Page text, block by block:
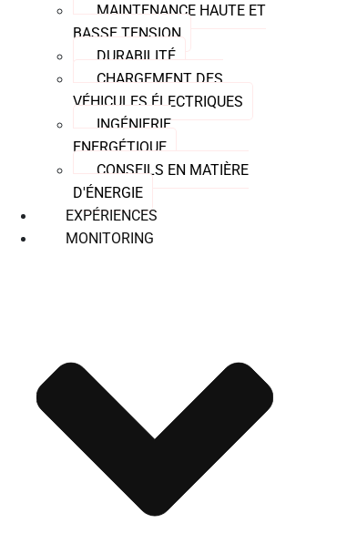
MAINTENANCE HAUTE ET
BASSE TENSION
DURABILITÉ
CHARGEMENT DES
VÉHICULES ÉLECTRIQUES
INGÉNIERIE
ENERGÉTIQUE
CONSEILS EN MATIÈRE
D'ÉNERGIE
EXPÉRIENCES
MONITORING